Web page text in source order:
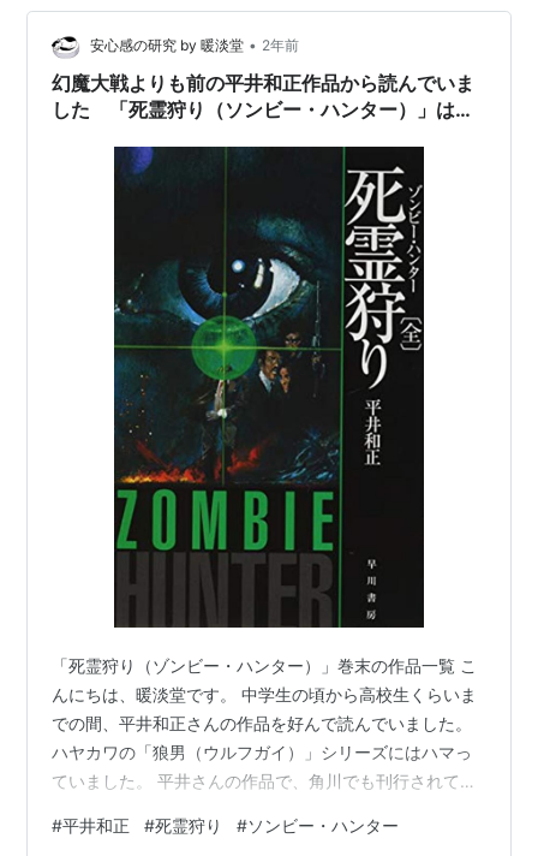
スハンター(下) (マンガショップシリーズ)作者:桑田 次郎,
平井 和正マンガショップAmazon電子書籍は
Amazonkindleで購入可能。kindle版が一番安価（1…
安心感の研究 by 暖淡堂 • 2年前
幻魔大戦よりも前の平井和正作品から読んでいま
した 「死霊狩り（ソンビー・ハンター）」はお
「死霊狩り（ゾンビー・ハンター）」巻末の作品一覧 こ
んにちは、暖淡堂です。 中学生の頃から高校生くらいま
での間、平井和正さんの作品を好んで読んでいました。
ハヤカワの「狼男（ウルフガイ）」シリーズにはハマっ
ていました。 平井さんの作品で、角川でも刊行されてい
た本は、実家の引越しの時に処分されてしまって、今手
#平井和正 #死霊狩り #ソンビー・ハンター